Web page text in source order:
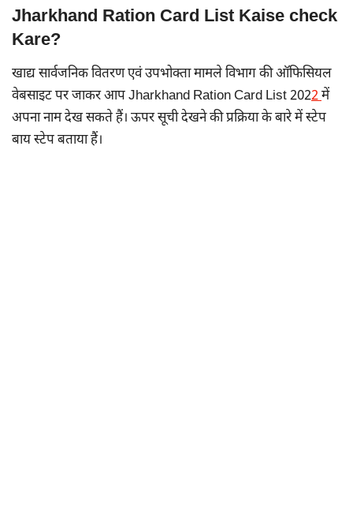
Jharkhand Ration Card List Kaise check
Kare?
खाद्य सार्वजनिक वितरण एवं उपभोक्ता मामले विभाग की ऑफिसियल
वेबसाइट पर जाकर आप Jharkhand Ration Card List 2022में
अपना नाम देख सकते हैं। ऊपर सूची देखने की प्रक्रिया के बारे में स्टेप
बाय स्टेप बताया हैं।